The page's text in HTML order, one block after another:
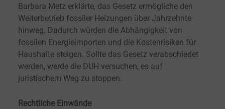
Barbara Metz erklärte, das Gesetz ermögliche den
Weiterbetrieb fossiler Heizungen über Jahrzehnte
hinweg. Dadurch würden die Abhängigkeit von
fossilen Energieimporten und die Kostenrisiken für
Haushalte steigen. Sollte das Gesetz verabschiedet
werden, werde die DUH versuchen, es auf
juristischem Weg zu stoppen.
Rechtliche Einwände